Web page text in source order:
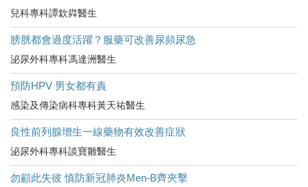
兒科專科譚欽粦醫生
膀胱都會過度活躍？服藥可改善尿頻尿急
泌尿外科專科馮達洲醫生
預防HPV 男女都有責
感染及傳染病科專科黃天祐醫生
良性前列腺增生一線藥物有效改善症狀
泌尿外科專科談寶雛醫生
勿顧此失彼 慎防新冠肺炎Men-B齊夾擊